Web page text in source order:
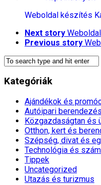
Weboldal készítés​
Next story
Previous story
Kategóriák
Ajándékok és
Autóipari
Közgazdaságtan és
Otthon, kert és
Szépség, divat és
Technológia és
Tippek
Uncategorized
Utazás és turizmus